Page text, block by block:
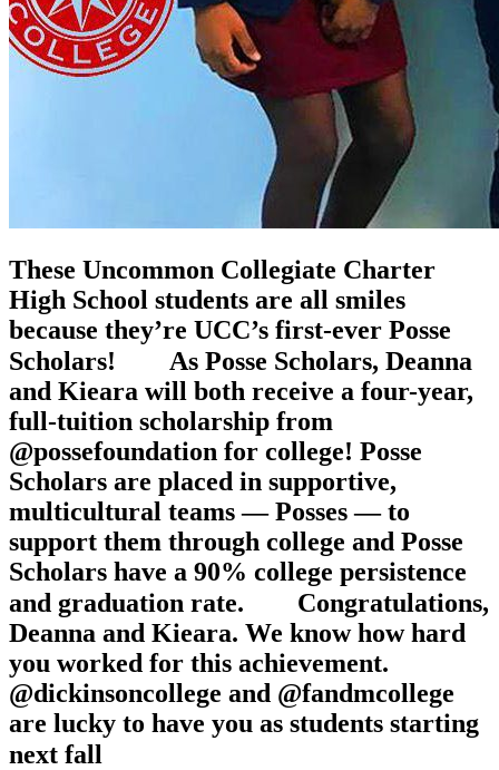
These Uncommon Collegiate Charter
High School students are all smiles
because they’re UCC’s first-ever Posse
Scholars!⠀ ⠀ As Posse Scholars, Deanna
and Kieara will both receive a four-year,
full-tuition scholarship from
@possefoundation for college! Posse
Scholars are placed in supportive,
multicultural teams — Posses — to
support them through college and Posse
Scholars have a 90% college persistence
and graduation rate.⠀ ⠀ Congratulations,
Deanna and Kieara. We know how hard
you worked for this achievement.
@dickinsoncollege and @fandmcollege
are lucky to have you as students starting
next fall ⠀